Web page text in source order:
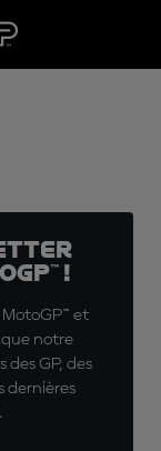
!
et
notre
GP, des
dernières